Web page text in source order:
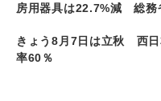
房用器具は22.7%減 総務
きょう8月7日は立秋 西
率60％